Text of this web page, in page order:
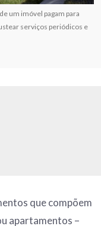
um imóvel pagam para
serviços periódicos e
que compõem
apartamentos –